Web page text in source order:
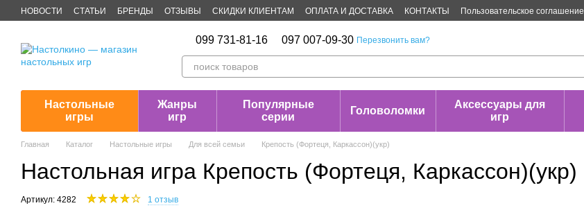
Перейти к основному контенту
НОВОСТИ СТАТЬИ БРЕНДЫ ОТЗЫВЫ СКИДКИ КЛИЕНТАМ ОПЛАТА И ДОСТАВКА КОНТАКТЫ Пользовательское соглашение
099 731-81-16 097 007-09-30 Перезвонить вам?
Настольные
игры
Жанры
игр
Популярные
серии
Головоломки
Аксессуары для
игр
Главная Каталог Настольные игры Для всей семьи Крепость (Фортеця, Каркассон)(укр)
Настольная игра Крепость (Фортеця, Каркассон)(укр)
Артикул: 4282 1 отзыв